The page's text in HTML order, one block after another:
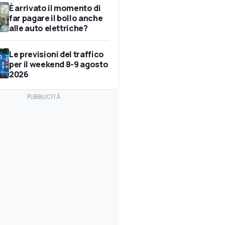
È arrivato il momento di
far pagare il bollo anche
alle auto elettriche?
Le previsioni del traffico
per il weekend 8-9 agosto
2026